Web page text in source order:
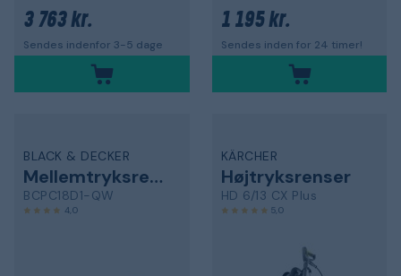
3 763 kr.
Sendes indenfor 3-5 dage
1 195 kr.
Sendes inden for 24 timer!
BLACK & DECKER
Mellemtryksrenser
BCPC18D1-QW
4,0
KÄRCHER
Højtryksrenser
HD 6/13 CX Plus
5,0